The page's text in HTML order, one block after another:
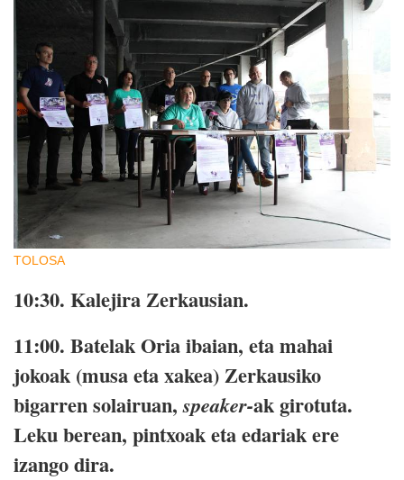
TOLOSA
10:30. Kalejira Zerkausian.
11:00. Batelak Oria ibaian, eta mahai
jokoak (musa eta xakea) Zerkausiko
bigarren solairuan,speaker-ak girotuta.
Leku berean, pintxoak eta edariak ere
izango dira.